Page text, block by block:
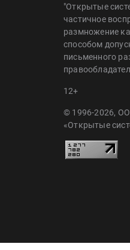
"Открытые
частичное
размножение
способом
письменного
12+
© 1996-2026,
«Открытые